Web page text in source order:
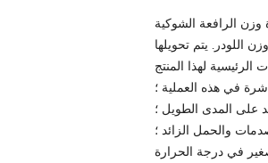
اللودر. يتم تحويلها
في هذه العملية ؛
على المدى الطويل ؛
والحمل الزائد ؛
في درجة الحرارة